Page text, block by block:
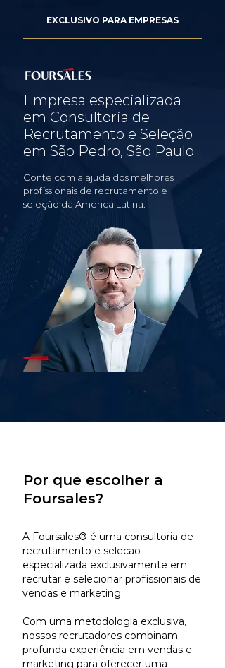
EXCLUSIVO PARA EMPRESAS
Empresa especializada
em Consultoria de
Recrutamento e Seleção
em São Pedro, São Paulo
Conte com a ajuda dos melhores
profissionais de recrutamento e
seleção da América Latina.
Por que escolher a
Foursales?
A Foursales® é uma consultoria de
recrutamento e selecao
especializada exclusivamente em
recrutar e selecionar profissionais de
vendas e marketing.
Com uma metodologia exclusiva,
nossos recrutadores combinam
profunda experiência em vendas e
marketing para oferecer uma